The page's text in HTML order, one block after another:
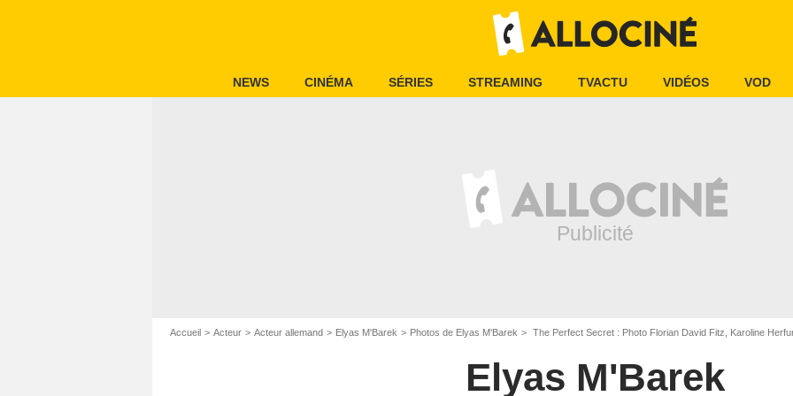
NEWS CINÉMA SÉRIES STREAMING TVACTU VIDÉOS VOD
Accueil Acteur Acteur allemand Elyas M'Barek Photos de Elyas M'Barek The Perfect Secret : Photo Florian David Fitz, Karoline Herfurth, Jessica
Elyas M'Barek